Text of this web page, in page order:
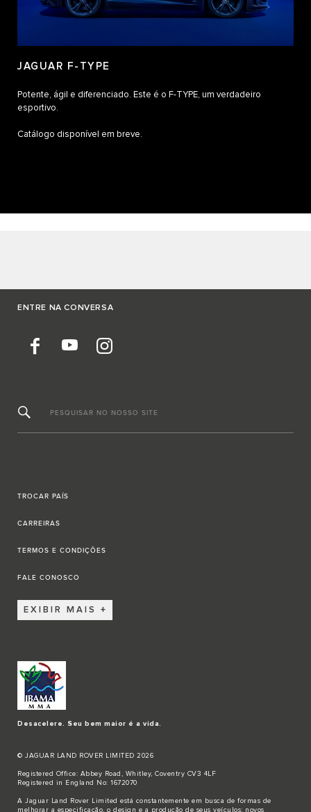
JAGUAR F-TYPE
Potente, ágil e diferenciado. Este é o F-TYPE, um verdadeiro
esportivo.
Catálogo disponível em breve.
ENTRE NA CONVERSA
PESQUISAR NO NOSSO SITE
TROCAR PAÍS
CARREIRAS
TERMOS E CONDIÇÕES
FALE CONOSCO
EXIBIR MAIS
Desacelere. Seu bem maior é a vida.
© JAGUAR LAND ROVER LIMITED 2026
Registered Office: Abbey Road, Whitley, Coventry CV3 4LF
Registered in England No: 1672070
A Jaguar Land Rover Limited está constantemente em busca de formas de
melhorar a especificação, o design e a produção de seus veículos; novos